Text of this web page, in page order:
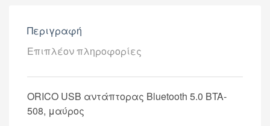
Περιγραφή
Επιπλέον πληροφορίες
ORICO USB αντάπτορας Bluetooth 5.0 BTA-
508, μαύρος